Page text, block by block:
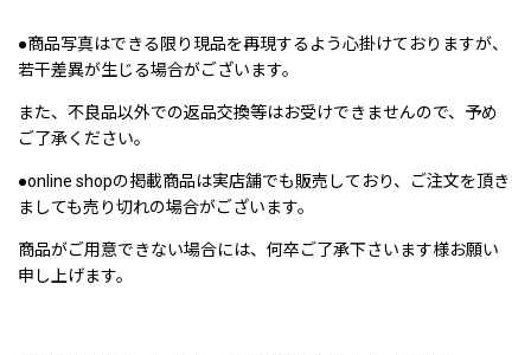
●商品写真はできる限り現品を再現するよう心掛けておりますが、
若干差異が生じる場合がございます。
また、不良品以外での返品交換等はお受けできませんので、予め
ご了承ください。
●online shopの掲載商品は実店舗でも販売しており、ご注文を頂き
ましても売り切れの場合がございます。
商品がご用意できない場合には、何卒ご了承下さいます様お願い
申し上げます。